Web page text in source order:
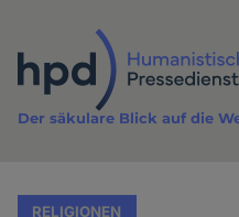
Inhalt
Der säkulare Blick auf die
RELIGIONEN